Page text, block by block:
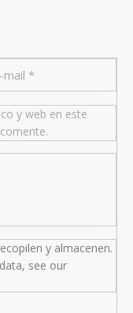
y web en este
y almacenen.
see our